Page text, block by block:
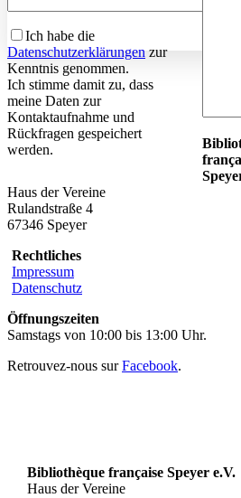
Ich habe die
Datenschutzerklärungen zur
Kenntnis genommen.
Ich stimme damit zu, dass
meine Daten zur
Kontaktaufnahme und
Rückfragen gespeichert
werden.
Haus der Vereine
Rulandstraße 4
67346 Speyer
Rechtliches
Impressum
Datenschutz
Öffnungszeiten
Samstags von 10:00 bis 13:00 Uhr.
Retrouvez-nous surFacebook.
Bibliothèque française Speyer e.V.
Haus der Vereine